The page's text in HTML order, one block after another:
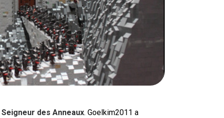
Seigneur des Anneaux. Goelkim2011 a